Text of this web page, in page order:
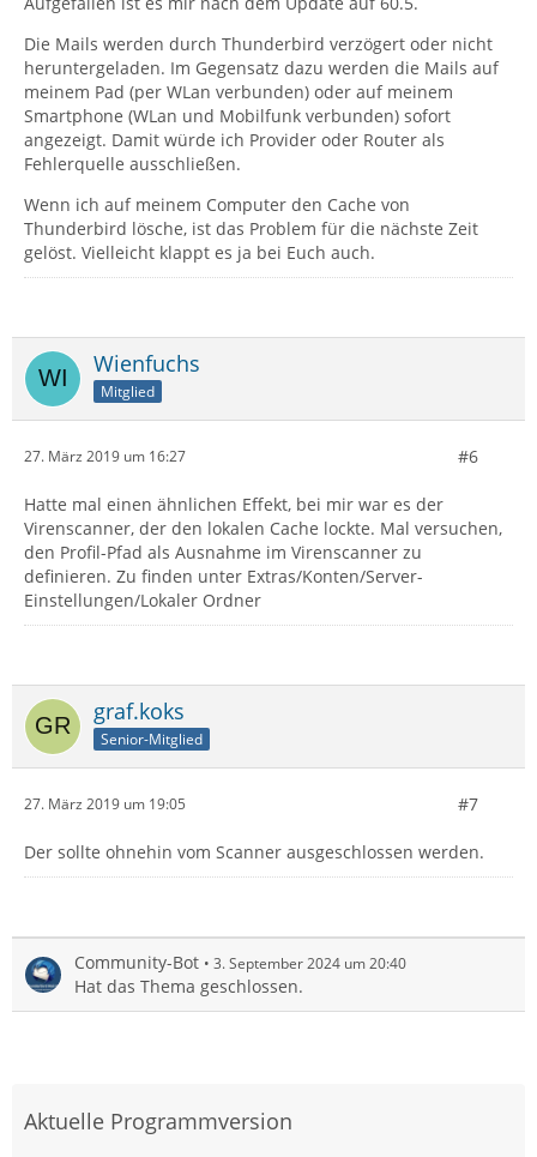
Die Mails werden durch Thunderbird verzögert oder nicht
heruntergeladen. Im Gegensatz dazu werden die Mails auf
meinem Pad (per WLan verbunden) oder auf meinem
Smartphone (WLan und Mobilfunk verbunden) sofort
angezeigt. Damit würde ich Provider oder Router als
Fehlerquelle ausschließen.
Wenn ich auf meinem Computer den Cache von
Thunderbird lösche, ist das Problem für die nächste Zeit
gelöst. Vielleicht klappt es ja bei Euch auch.
Wienfuchs
Mitglied
27. März 2019 um 16:27 #6
Hatte mal einen ähnlichen Effekt, bei mir war es der
Virenscanner, der den lokalen Cache lockte. Mal versuchen,
den Profil-Pfad als Ausnahme im Virenscanner zu
definieren. Zu finden unter Extras/Konten/Server-
Einstellungen/Lokaler Ordner
graf.koks
Senior-Mitglied
27. März 2019 um 19:05 #7
Der sollte ohnehin vom Scanner ausgeschlossen werden.
Community-Bot 3. September 2024 um 20:40
Hat das Thema geschlossen.
Aktuelle Programmversion